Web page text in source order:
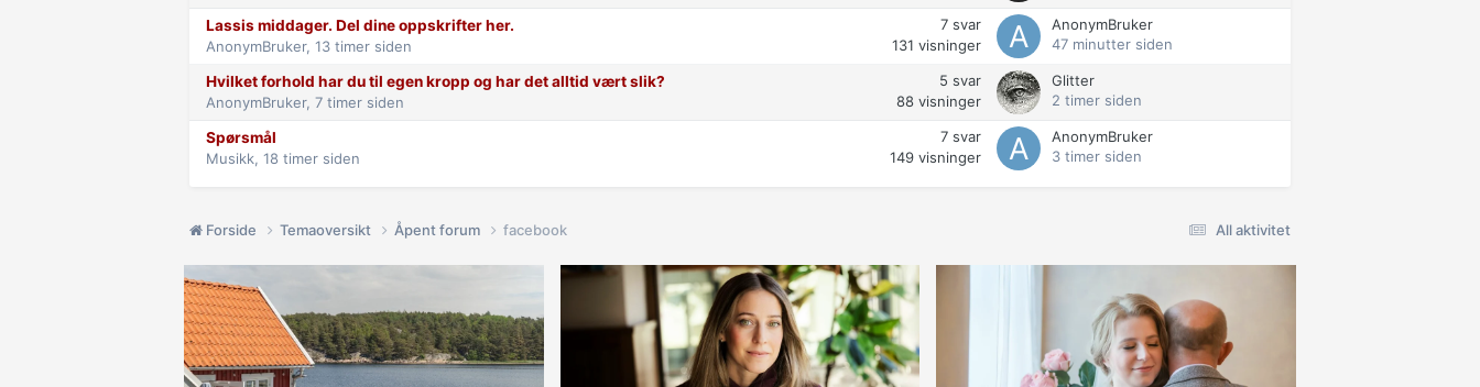
Lassis middager. Del dine oppskrifter her.
AnonymBruker, 13 timer siden
7 svar
131 visninger
AnonymBruker
47 minutter siden
Hvilket forhold har du til egen kropp og har det alltid vært slik?
AnonymBruker, 7 timer siden
5 svar
88 visninger
Glitter
2 timer siden
Spørsmål
Musikk, 18 timer siden
7 svar
149 visninger
AnonymBruker
3 timer siden
All aktivitet
Forside Temaoversikt Åpent forum facebook